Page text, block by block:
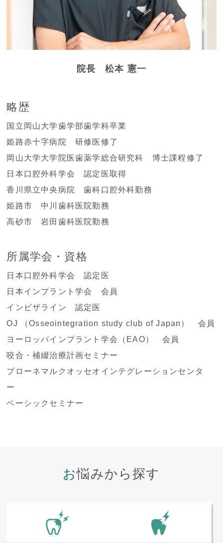
院長 松本 憲一
略歴
国立岡山大学歯学部歯学科卒業
姫路赤十字病院 研修医修了
岡山大学大学院医歯薬学総合研究科 博士課程修了
日本口腔外科学会 認定医取得
香川県立中央病院 歯科口腔外科勤務
姫路市 中川歯科医院勤務
高砂市 岩田歯科医院勤務
所属学会・資格
日本口腔外科学会認定医
日本インプラント学会 会員
インビザライン 認定医
OJ （Osseointegration study club of Japan） 会員
ヨーロッパインプラント学会（EAO） 会員
咬合・補綴治療計画セミナー
ブローネマルクオッセオインテグレーションセンタ
ー
ベーシックセミナー
お悩みから探す